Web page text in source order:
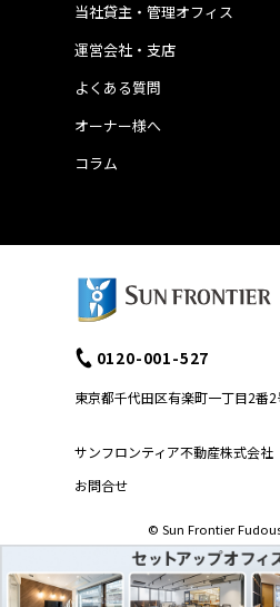
運営会社・支店
よくある質問
当社貸主・管理オフィス
オーナー様へ
コラム
サンフロンティア不動産株式会社
お問合せ
0120-001-527
東京都千代田区有楽町一丁目2番
© Sun Frontier